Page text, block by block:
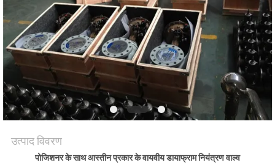
साइटमैप
PRIVACY
POLICY
उत्पाद विवरण
पोजिशनर के साथ आस्तीन प्रकार के वायवीय डायाफ्राम नियंत्रण वाल्व